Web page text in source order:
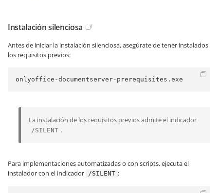
Instalación silenciosa
Antes de iniciar la instalación silenciosa, asegúrate de tener instalados
los requisitos previos:
onlyoffice-documentserver-prerequisites.exe
La instalación de los requisitos previos admite el indicador
/SILENT .
Para implementaciones automatizadas o con scripts, ejecuta el
instalador con el indicador
/SILENT :